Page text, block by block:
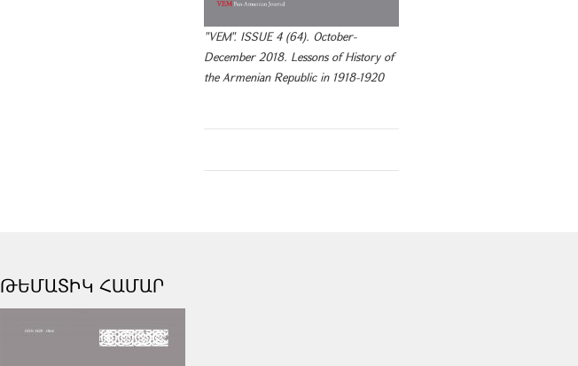
"VEM". ISSUE 4 (64). October-
December 2018. Lessons of History of
the Armenian Republic in 1918-1920
ԹԵՄԱՏԻԿ ՀԱՄԱՐ